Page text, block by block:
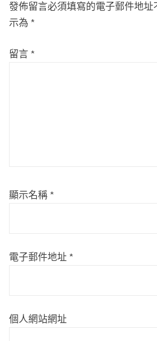
發佈留言必須填寫的電子郵件地址
示為 *
留言 *
顯示名稱 *
電子郵件地址 *
個人網站網址